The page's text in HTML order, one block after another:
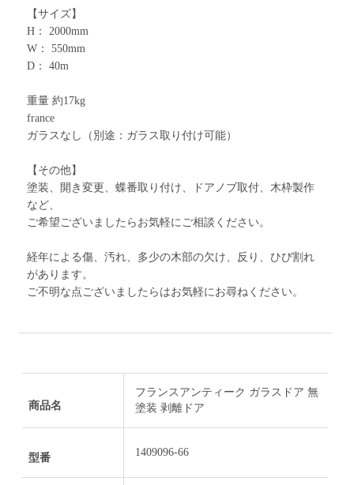
【サイズ】
H： 2000mm
W： 550mm
D： 40m
重量 約17kg
france
ガラスなし（別途：ガラス取り付け可能）
【その他】
塗装、開き変更、蝶番取り付け、ドアノブ取付、木枠製作
など、
ご希望ございましたらお気軽にご相談ください。
経年による傷、汚れ、多少の木部の欠け、反り、ひび割れ
があります。
ご不明な点ございましたらはお気軽にお尋ねください。
商品名
フランスアンティーク ガラスドア 無
塗装 剥離ドア
型番 1409096-66